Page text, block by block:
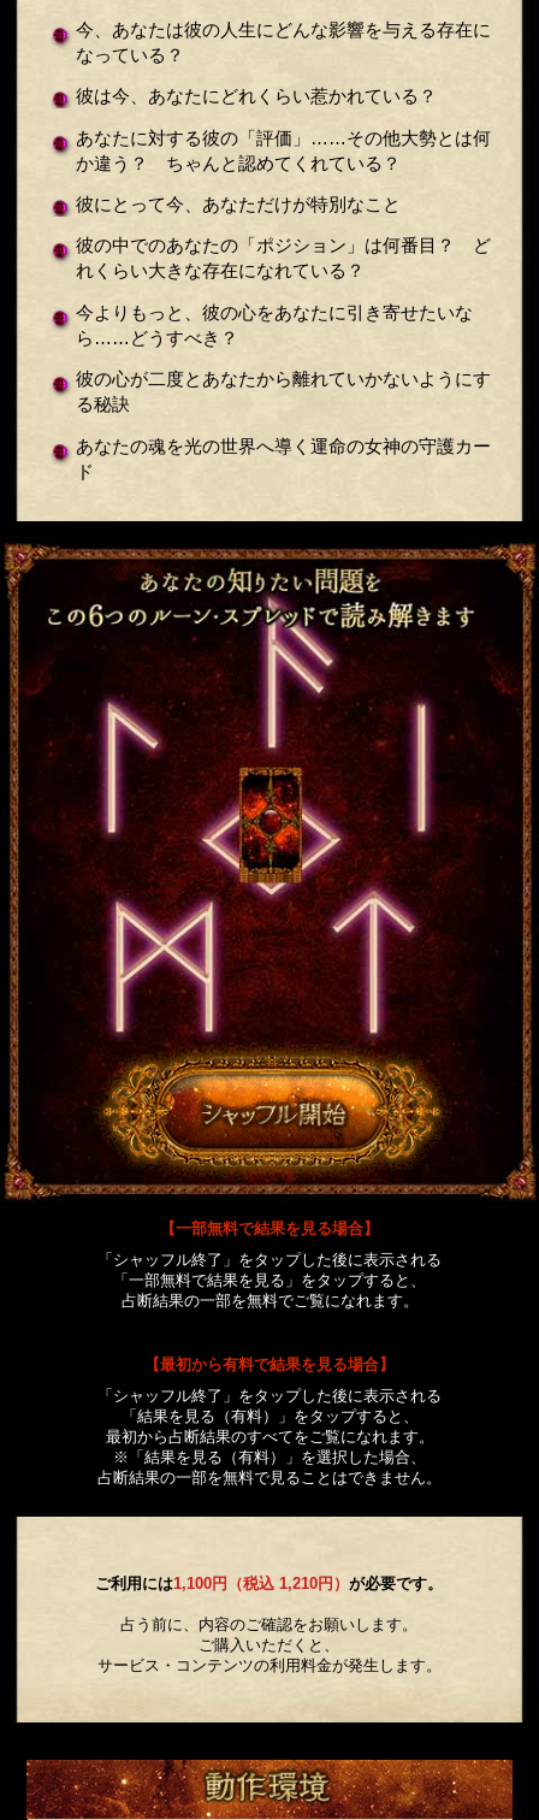
今、あなたは彼の人生にどんな影響を与える存在に
なっている？
彼は今、あなたにどれくらい惹かれている？
あなたに対する彼の「評価」……その他大勢とは何
か違う？ ちゃんと認めてくれている？
彼にとって今、あなただけが特別なこと
彼の中でのあなたの「ポジション」は何番目？ ど
れくらい大きな存在になれている？
今よりもっと、彼の心をあなたに引き寄せたいな
ら……どうすべき？
彼の心が二度とあなたから離れていかないようにす
る秘訣
あなたの魂を光の世界へ導く運命の女神の守護カー
ド
【一部無料で結果を見る場合】
「シャッフル終了」をタップした後に表示される
「一部無料で結果を見る」をタップすると、
占断結果の一部を無料でご覧になれます。
【最初から有料で結果を見る場合】
「シャッフル終了」をタップした後に表示される
「結果を見る（有料）」をタップすると、
最初から占断結果のすべてをご覧になれます。
※「結果を見る（有料）」を選択した場合、
占断結果の一部を無料で見ることはできません。
ご利用には1,100円（税込 1,210円）が必要です。
占う前に、内容のご確認をお願いします。
ご購入いただくと、
サービス・コンテンツの利用料金が発生します。